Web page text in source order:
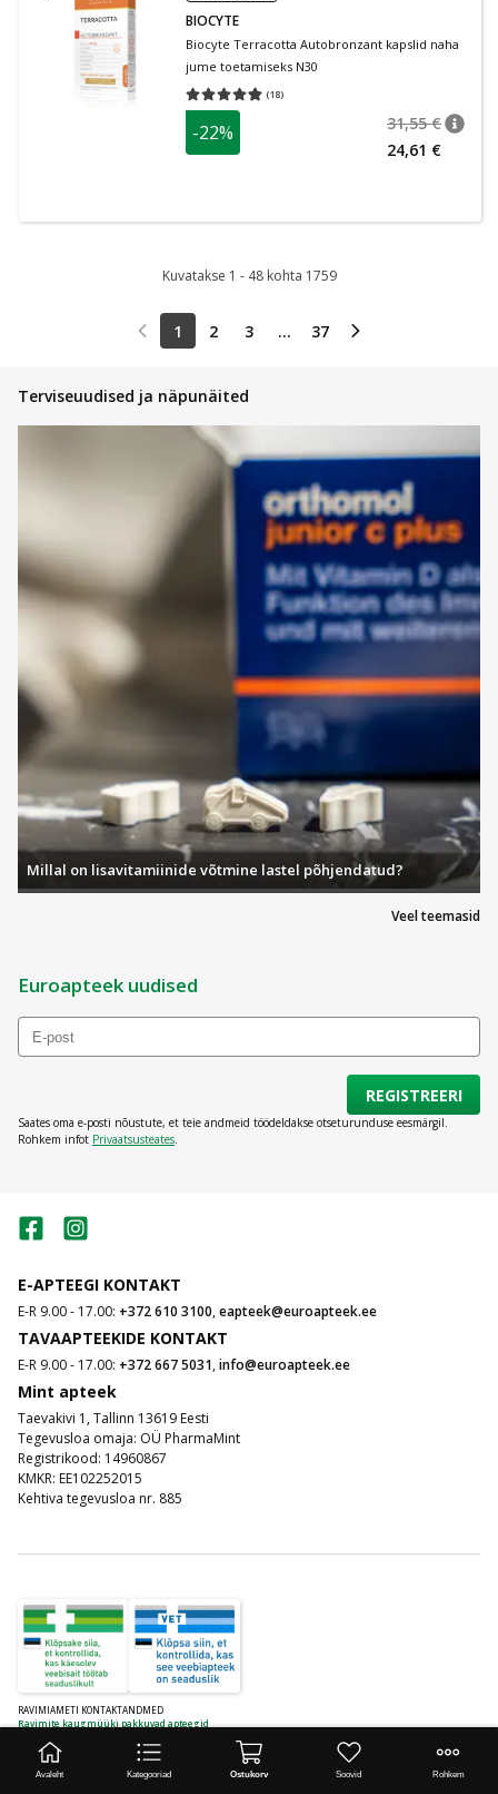
BIOCYTE
Biocyte Terracotta Autobronzant kapslid naha
jume toetamiseks N30
(18)
Keskmine hinnang 4.83
-22% 31,55 €
24,61 €
Kuvatakse 1 - 48 kohta 1759
1 2 3 ... 37
Terviseuudised ja näpunäited
Veel teemasid
Millal on lisavitamiinide võtmine lastel põhjendatud?
Euroapteek uudised
REGISTREERI
Saates oma e-posti nõustute, et teie andmeid töödeldakse otseturunduse eesmärgil.
Rohkem infot Privaatsusteates.
E-APTEEGI KONTAKT
E-R 9.00 - 17.00: +372 610 3100,eapteek@euroapteek.ee
TAVAAPTEEKIDE KONTAKT
E-R 9.00 - 17.00: +372 667 5031,info@euroapteek.ee
Mint apteek
Taevakivi 1, Tallinn 13619 Eesti
Tegevusloa omaja: OÜ PharmaMint
Registrikood: 14960867
KMKR: EE102252015
Kehtiva tegevusloa nr. 885
RAVIMIAMETI KONTAKTANDMED
Ravimite kaugmüüki pakkuvad apteegid
www.ravimiamet.ee
info@ravimiamet.ee
Avaleht Kategooriad Ostukorv Soovid Rohkem